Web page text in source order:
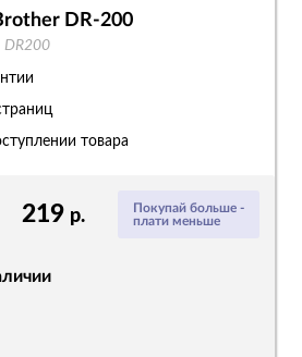
Покупай больше -
плати меньше
219 р.
DR-200
DR200
товара